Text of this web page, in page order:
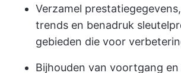
Verzamel
trends en benadruk
gebieden die voor
Bijhouden van voortgang